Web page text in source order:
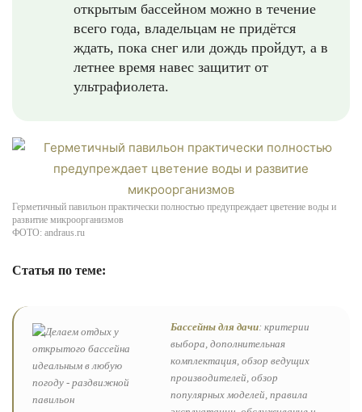
открытым бассейном можно в течение
всего года, владельцам не придётся
ждать, пока снег или дождь пройдут, а в
летнее время навес защитит от
ультрафиолета.
Герметичный павильон практически полностью предупреждает цветение воды и
развитие микроорганизмов
ФОТО: andraus.ru
Статья по теме:
Бассейны для дачи: критерии
выбора, дополнительная
комплектация, обзор ведущих
производителей, обзор
популярных моделей, правила